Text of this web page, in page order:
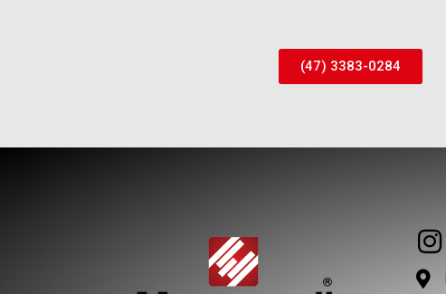
(47) 3383-0284